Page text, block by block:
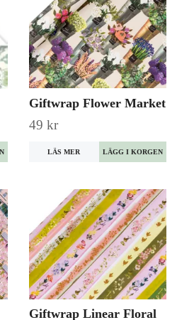
Giftwrap Flower Market
49 kr
LÄS MER
Giftwrap Linear Floral